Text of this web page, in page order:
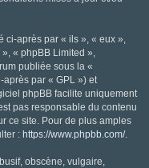
ci-après par « ils », « eux »,
« phpBB Limited »,
publiée sous la «
après par « GPL ») et
phpBB facilite uniquement
pas responsable du contenu
ce site. Pour de plus amples
: https://www.phpbb.com/.
obscène, vulgaire,